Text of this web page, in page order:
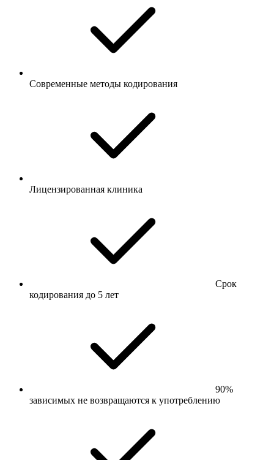
Современные методы кодирования
Лицензированная клиника
Срок
кодирования до 5 лет
90%
зависимых не возвращаются к употреблению